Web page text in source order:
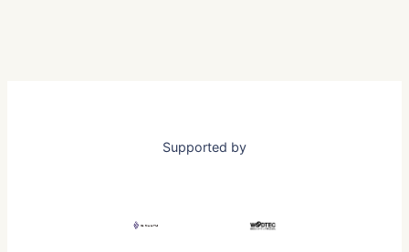
Supported by